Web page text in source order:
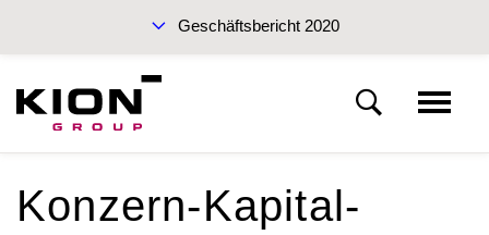
Geschäftsbericht 2020
Nachhaltigkeitsbericht 2019 (PDF)
Konzern-Kapital­